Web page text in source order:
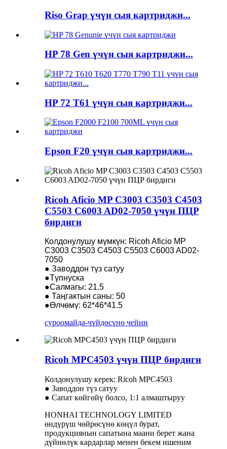
Riso Grap үчүн сыя картриджи...
HP 78 Gen үчүн сыя картриджи...
HP 72 T61 үчүн сыя картриджи...
Epson F20 үчүн сыя картриджи...
Ricoh Aficio MP C3003 C3503 C4503
C5503 C6003 AD02-7050 үчүн ПЦР
бирдиги
Колдонулушу мүмкүн: Ricoh Aficio MP
C3003 C3503 C4503 C5503 C6003 AD02-
7050
● Заводдон түз сатуу
●Түпнуска
●Салмагы: 21.5
● Таңгактын саны: 50
●Өлчөмү: 62*46*41.5
суроомайда-чүйдөсүнө чейин
Ricoh MPC4503 үчүн ПЦР бирдиги
Колдонулушу керек: Ricoh MPC4503
● Заводдон түз сатуу
● Сапат көйгөйү болсо, 1:1 алмаштыруу
HONHAI TECHNOLOGY LIMITED
өндүрүш чөйрөсүнө көңүл бурат,
продукциянын сапатына маани берет жана
дүйнөлүк кардарлар менен бекем ишеним